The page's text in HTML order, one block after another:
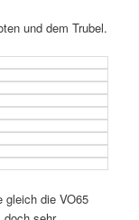
und dem Trubel.